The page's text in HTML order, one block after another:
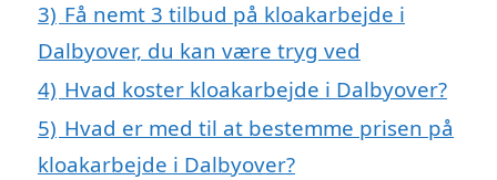
3) Få nemt 3 tilbud på kloakarbejde i
Dalbyover, du kan være tryg ved
4) Hvad koster kloakarbejde i Dalbyover?
5) Hvad er med til at bestemme prisen på
kloakarbejde i Dalbyover?